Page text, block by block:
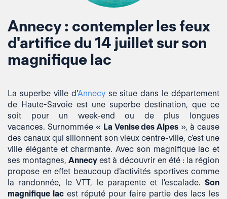
Annecy : contempler les feux
d'artifice du 14 juillet sur son
magnifique lac
La superbe ville d'Annecyse situe dans le département
de Haute-Savoie est une superbe destination, que ce
soit pour un week-end ou de plus longues
vacances. Surnommée « La Venise des Alpes », à cause
des canaux qui sillonnent son vieux centre-ville, c'est une
ville élégante et charmante. Avec son magnifique lac et
ses montagnes,Annecy est à découvrir en été : la région
propose en effet beaucoup d’activités sportives comme
la randonnée, le VTT, le parapente et l'escalade. Son
magnifique lac est réputé pour faire partie des lacs les